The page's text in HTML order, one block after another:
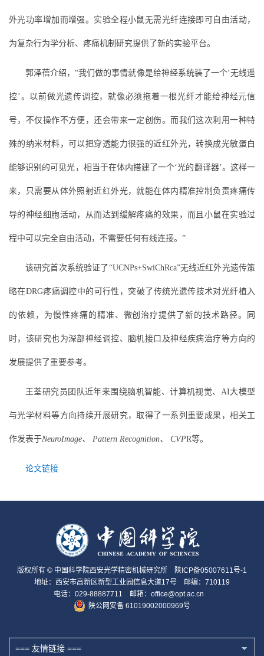
外光功率增加而增强。实验全程小鼠无需光纤连接即可自由活动，
为复杂行为学分析、疼痛机制研究提供了新的实验平台。
郭泽蓓介绍，“我们做的事情就像是给神经系统装了一个‘无线遥
控’。以前做光遗传调控，就像必须拖着一根光纤才能给神经元信
号，不仅操作不方便，还会带来一定创伤。而我们这次利用一种特
殊的纳米材料，可以把穿透能力很强的近红外光，转换成光敏蛋白
能够识别的可见光，相当于在体内搭建了一个‘光的翻译器’。这样一
来，只需要从体外照射近红外光，就能在体内精准控制负责疼痛传
导的神经细胞活动，从而达到缓解疼痛的效果，而且小鼠在实验过
程中可以完全自由活动，不需要任何有线连接。”
该研究首次系统验证了“UCNPs+SwiChRca”无线近红外光遗传策
略在DRG疼痛调控中的可行性，突破了传统光遗传技术对光纤植入
的依赖，为慢性疼痛的精准、微创治疗提供了新的技术路径。同
时，该研究也为深部神经调控、脑机接口及神经疾病治疗等方向的
发展提供了重要参考。
王荃研究员团队近年来围绕脑机智能、计算机视觉、AI大模型
与光学材料等方向持续开展研究，取得了一系列重要成果，相关工
作发表于NeuroImage、 Pattern Recognition、 CVPR等。
论文链接
版权所有 © 中国科学院西安光学精密机械研究所
陕ICP备05007611号-1
地址：西安市高新区新型工业园信息大道17号 邮编：710119
电话：029-88887711 邮箱：office@opt.ac.cn
陕公网安备 61019002000969号
=== 友情链接 ===